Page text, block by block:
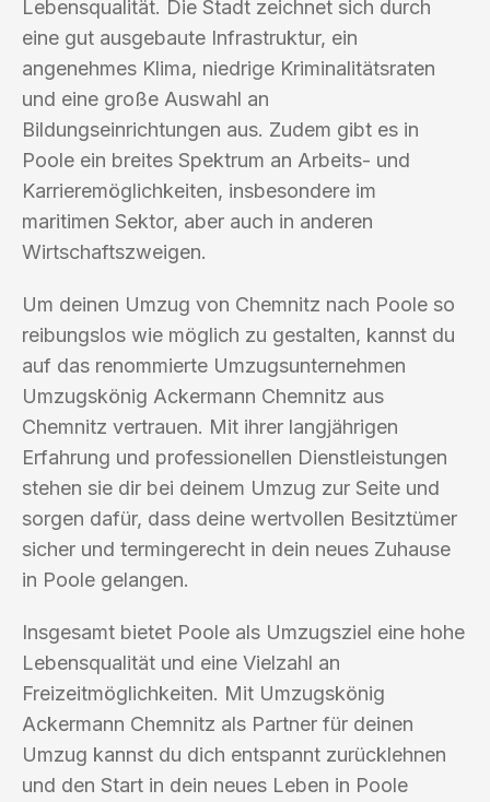
Lebensqualität. Die Stadt zeichnet sich durch
eine gut ausgebaute Infrastruktur, ein
angenehmes Klima, niedrige Kriminalitätsraten
und eine große Auswahl an
Bildungseinrichtungen aus. Zudem gibt es in
Poole ein breites Spektrum an Arbeits- und
Karrieremöglichkeiten, insbesondere im
maritimen Sektor, aber auch in anderen
Wirtschaftszweigen.
Um deinen Umzug von Chemnitz nach Poole so
reibungslos wie möglich zu gestalten, kannst du
auf das renommierte Umzugsunternehmen
Umzugskönig Ackermann Chemnitz aus
Chemnitz vertrauen. Mit ihrer langjährigen
Erfahrung und professionellen Dienstleistungen
stehen sie dir bei deinem Umzug zur Seite und
sorgen dafür, dass deine wertvollen Besitztümer
sicher und termingerecht in dein neues Zuhause
in Poole gelangen.
Insgesamt bietet Poole als Umzugsziel eine hohe
Lebensqualität und eine Vielzahl an
Freizeitmöglichkeiten. Mit Umzugskönig
Ackermann Chemnitz als Partner für deinen
Umzug kannst du dich entspannt zurücklehnen
und den Start in dein neues Leben in Poole